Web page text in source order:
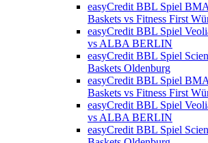
easyCredit BBL Spiel
Baskets vs Fitness First
easyCredit BBL Spiel
vs ALBA BERLIN
easyCredit BBL Spiel
Baskets Oldenburg
easyCredit BBL Spiel
Baskets vs Fitness First
easyCredit BBL Spiel
vs ALBA BERLIN
easyCredit BBL Spiel